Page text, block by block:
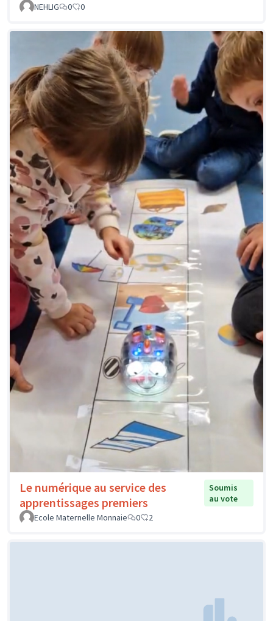
NEHLIG
0 0
Le numérique au service des
apprentissages premiers
Soumis
au vote
Ecole Maternelle Monnaie
0 2